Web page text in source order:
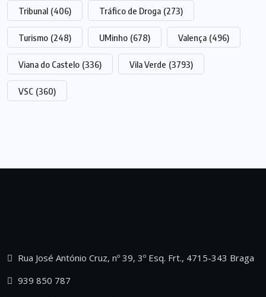
Tribunal (406) Tráfico de Droga (273)
Turismo (248) UMinho (678) Valença (496)
Viana do Castelo (336) Vila Verde (3793)
VSC (360)
Rua José António Cruz, nº 39, 3º Esq. Frt., 4715-343 Braga
939 850 787